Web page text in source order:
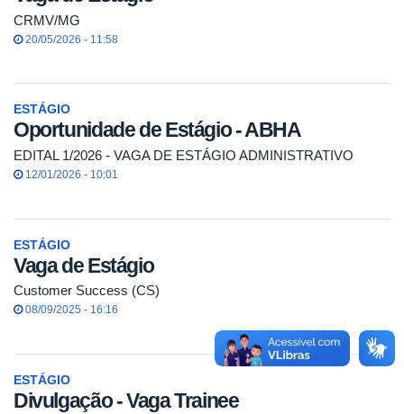
CRMV/MG
20/05/2026 - 11:58
ESTÁGIO
Oportunidade de Estágio - ABHA
EDITAL 1/2026 - VAGA DE ESTÁGIO ADMINISTRATIVO
12/01/2026 - 10:01
ESTÁGIO
Vaga de Estágio
Customer Success (CS)
08/09/2025 - 16:16
ESTÁGIO
Divulgação - Vaga Trainee